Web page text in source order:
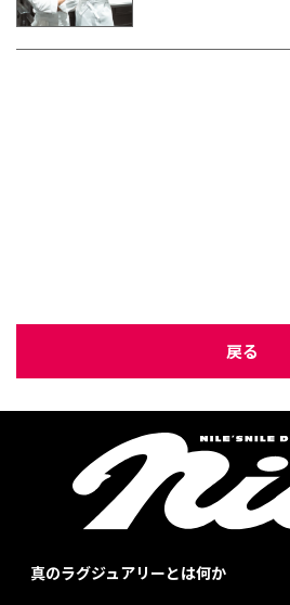
戻る
真のラグジュアリーとは何か